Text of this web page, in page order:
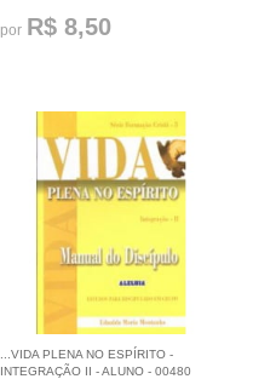
por R$ 8,50
...VIDA PLENA NO ESPÍRITO -
INTEGRAÇÃO II - ALUNO - 00480